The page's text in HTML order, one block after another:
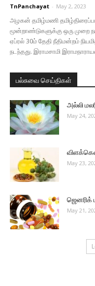
TnPanchayat - May 2, 2023
அழகன் தமிழ்மணி
மூன்றாண்டுகளுக்கு ஒரு
ஏப்ரல் 30ம் தேதி நீதிமன்றம்
நடந்தது. இராமசாமி
பல்சுவை செய்திகள்
அல்லி
May 24,
May 23,
ஜெனரிக்
May 21,